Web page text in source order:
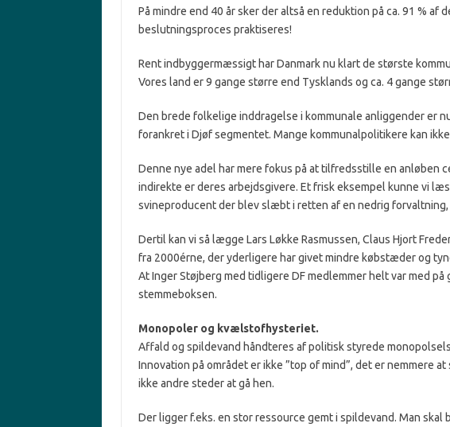
På mindre end 40 år sker der altså en reduktion på ca. 91 % af
beslutningsproces praktiseres!
Rent indbyggermæssigt har Danmark nu klart de største
Vores land er 9 gange større end Tysklands og ca. 4 gange
Den brede folkelige inddragelse i kommunale anliggender er
forankret i Djøf segmentet. Mange kommunalpolitikere kan
Denne nye adel har mere fokus på at tilfredsstille en anløben
indirekte er deres arbejdsgivere. Et frisk eksempel kunne vi
svineproducent der blev slæbt i retten af en nedrig
Dertil kan vi så lægge Lars Løkke Rasmussen, Claus Hjort
fra 2000érne, der yderligere har givet mindre købstæder og
At Inger Støjberg med tidligere DF medlemmer helt var med
stemmeboksen.
Monopoler og kvælstofhysteriet.
Affald og spildevand håndteres af politisk styrede
Innovation på området er ikke ”top of mind”, det er nemmere
ikke andre steder at gå hen.
Der ligger f.eks. en stor ressource gemt i spildevand. Man